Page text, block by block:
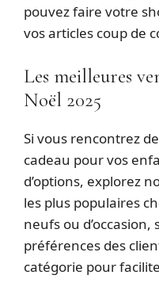
pouvez faire votre
vos articles coup de
Les meilleures
Noël 2025
Si vous rencontrez
cadeau pour vos
d’options, explorez
les plus populaires
neufs ou d’occasion,
préférences des
catégorie pour